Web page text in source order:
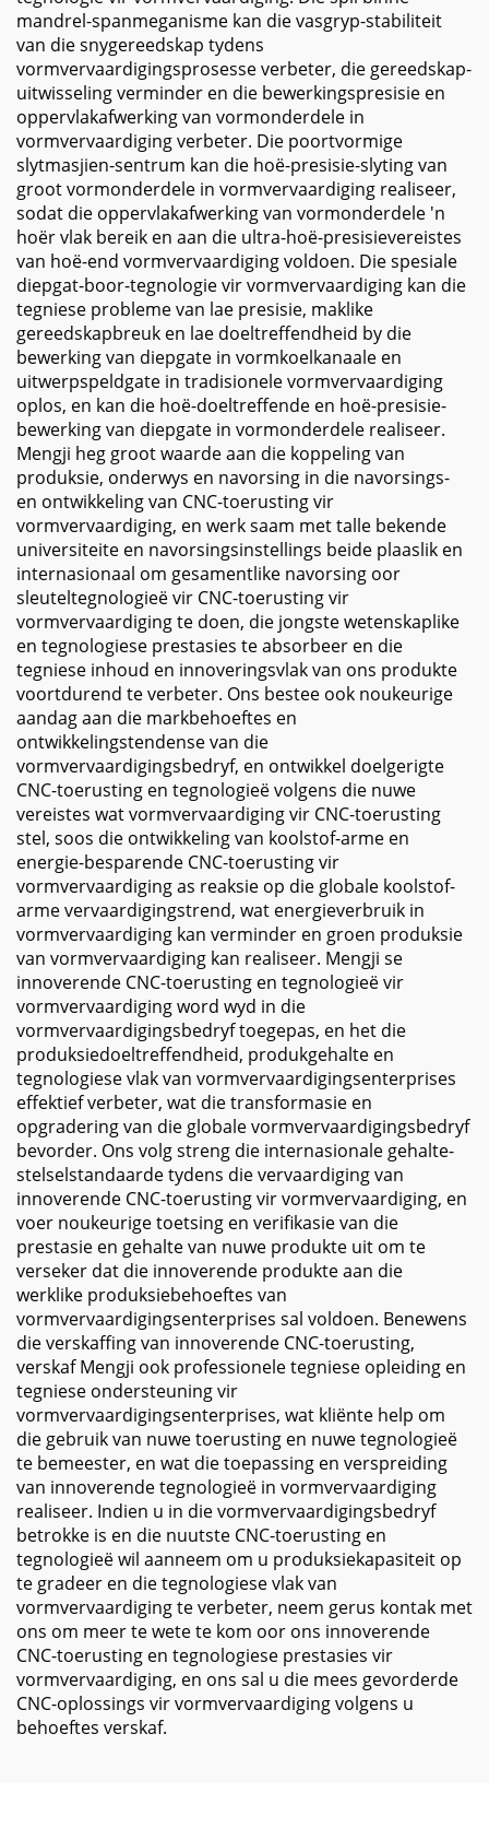
mandrel-spanmeganisme kan die vasgryp-stabiliteit
van die snygereedskap tydens
vormvervaardigingsprosesse verbeter, die gereedskap-
uitwisseling verminder en die bewerkingspresisie en
oppervlakafwerking van vormonderdele in
vormvervaardiging verbeter. Die poortvormige
slytmasjien-sentrum kan die hoë-presisie-slyting van
groot vormonderdele in vormvervaardiging realiseer,
sodat die oppervlakafwerking van vormonderdele 'n
hoër vlak bereik en aan die ultra-hoë-presisievereistes
van hoë-end vormvervaardiging voldoen. Die spesiale
diepgat-boor-tegnologie vir vormvervaardiging kan die
tegniese probleme van lae presisie, maklike
gereedskapbreuk en lae doeltreffendheid by die
bewerking van diepgate in vormkoelkanaale en
uitwerpspeldgate in tradisionele vormvervaardiging
oplos, en kan die hoë-doeltreffende en hoë-presisie-
bewerking van diepgate in vormonderdele realiseer.
Mengji heg groot waarde aan die koppeling van
produksie, onderwys en navorsing in die navorsings-
en ontwikkeling van CNC-toerusting vir
vormvervaardiging, en werk saam met talle bekende
universiteite en navorsingsinstellings beide plaaslik en
internasionaal om gesamentlike navorsing oor
sleuteltegnologieë vir CNC-toerusting vir
vormvervaardiging te doen, die jongste wetenskaplike
en tegnologiese prestasies te absorbeer en die
tegniese inhoud en innoveringsvlak van ons produkte
voortdurend te verbeter. Ons bestee ook noukeurige
aandag aan die markbehoeftes en
ontwikkelingstendense van die
vormvervaardigingsbedryf, en ontwikkel doelgerigte
CNC-toerusting en tegnologieë volgens die nuwe
vereistes wat vormvervaardiging vir CNC-toerusting
stel, soos die ontwikkeling van koolstof-arme en
energie-besparende CNC-toerusting vir
vormvervaardiging as reaksie op die globale koolstof-
arme vervaardigingstrend, wat energieverbruik in
vormvervaardiging kan verminder en groen produksie
van vormvervaardiging kan realiseer. Mengji se
innoverende CNC-toerusting en tegnologieë vir
vormvervaardiging word wyd in die
vormvervaardigingsbedryf toegepas, en het die
produksiedoeltreffendheid, produkgehalte en
tegnologiese vlak van vormvervaardigingsenterprises
effektief verbeter, wat die transformasie en
opgradering van die globale vormvervaardigingsbedryf
bevorder. Ons volg streng die internasionale gehalte-
stelselstandaarde tydens die vervaardiging van
innoverende CNC-toerusting vir vormvervaardiging, en
voer noukeurige toetsing en verifikasie van die
prestasie en gehalte van nuwe produkte uit om te
verseker dat die innoverende produkte aan die
werklike produksiebehoeftes van
vormvervaardigingsenterprises sal voldoen. Benewens
die verskaffing van innoverende CNC-toerusting,
verskaf Mengji ook professionele tegniese opleiding en
tegniese ondersteuning vir
vormvervaardigingsenterprises, wat kliënte help om
die gebruik van nuwe toerusting en nuwe tegnologieë
te bemeester, en wat die toepassing en verspreiding
van innoverende tegnologieë in vormvervaardiging
realiseer. Indien u in die vormvervaardigingsbedryf
betrokke is en die nuutste CNC-toerusting en
tegnologieë wil aanneem om u produksiekapasiteit op
te gradeer en die tegnologiese vlak van
vormvervaardiging te verbeter, neem gerus kontak met
ons om meer te wete te kom oor ons innoverende
CNC-toerusting en tegnologiese prestasies vir
vormvervaardiging, en ons sal u die mees gevorderde
CNC-oplossings vir vormvervaardiging volgens u
behoeftes verskaf.